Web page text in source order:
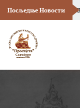
Посљедње Новости
“Босанска Вила“